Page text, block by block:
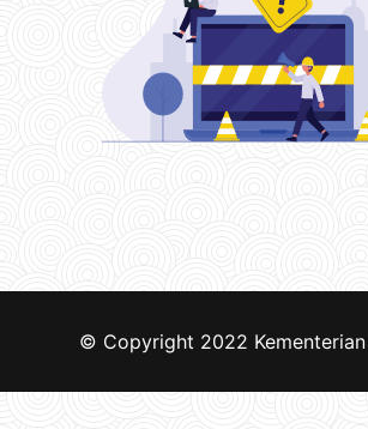
© Copyright 2022